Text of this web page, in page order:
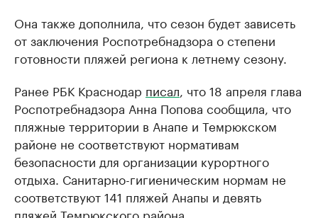
Она также дополнила, что сезон будет зависеть
от заключения Роспотребнадзора о степени
готовности пляжей региона к летнему сезону.
Ранее РБК Краснодар писал , что 18 апреля глава
Роспотребнадзора Анна Попова сообщила, что
пляжные территории в Анапе и Темрюкском
районе не соответствуют нормативам
безопасности для организации курортного
отдыха. Санитарно-гигиеническим нормам не
соответствуют 141 пляжей Анапы и девять
пляжей Темрюкского района.